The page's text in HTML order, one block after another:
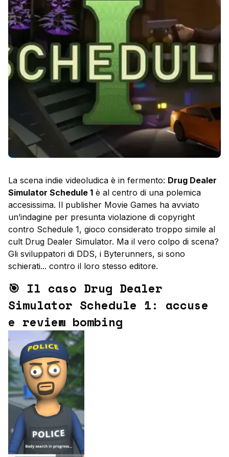
La scena indie videoludica è in fermento: Drug Dealer
Simulator Schedule 1 è al centro di una polemica
accesissima. Il publisher Movie Games ha avviato
un’indagine per presunta violazione di copyright
contro Schedule 1, gioco considerato troppo simile al
cult Drug Dealer Simulator. Ma il vero colpo di scena?
Gli sviluppatori di DDS, i Byterunners, si sono
schierati... contro il loro stesso editore.
🎯 Il caso Drug Dealer
Simulator Schedule 1: accuse
e review bombing